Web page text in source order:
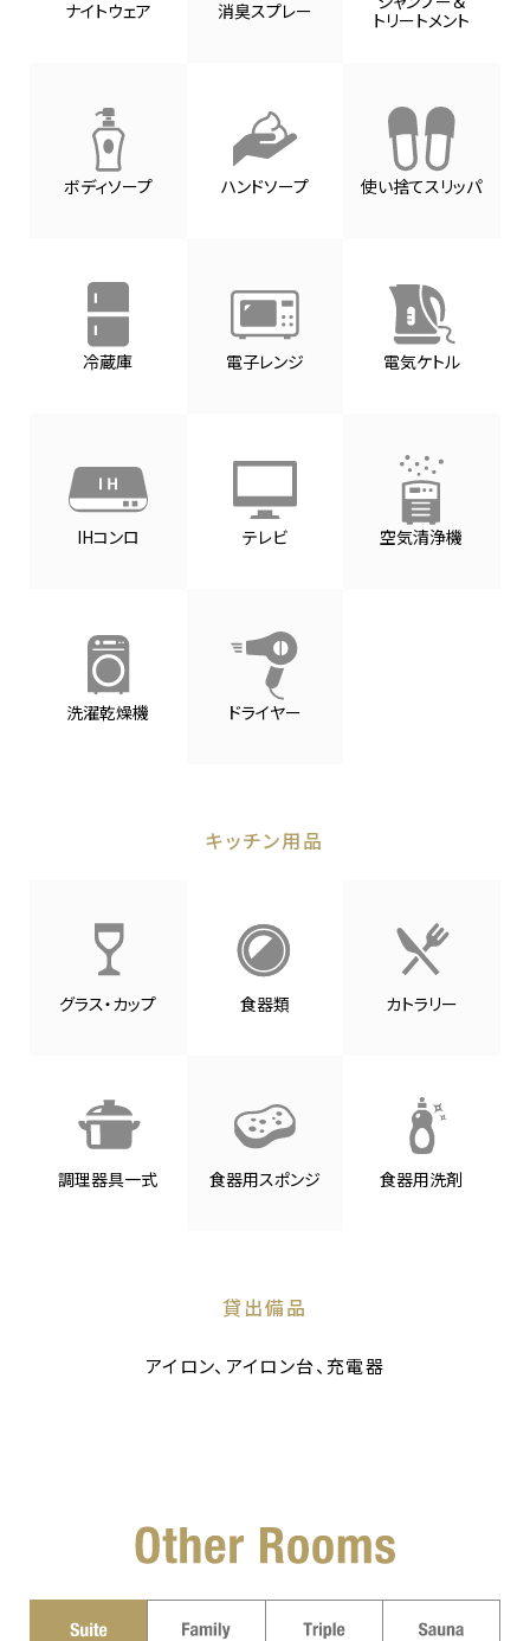
ナイトウェア 消臭スプレー
トリートメント
ボディソープ ハンドソープ 使い捨てスリッパ
冷蔵庫 電子レンジ 電気ケトル
IHコンロ テレビ 空気清浄機
洗濯乾燥機 ドライヤー
キッチン用品
グラス・カップ 食器類 カトラリー
調理器具一式 食器用スポンジ 食器用洗剤
貸出備品
アイロン、アイロン台、充電器